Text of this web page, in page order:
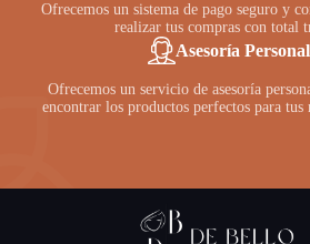
Ofrecemos un sistema de pago seguro y
realizar tus compras con total
Asesoría
Ofrecemos un servicio de asesoría
encontrar los productos perfectos para tus